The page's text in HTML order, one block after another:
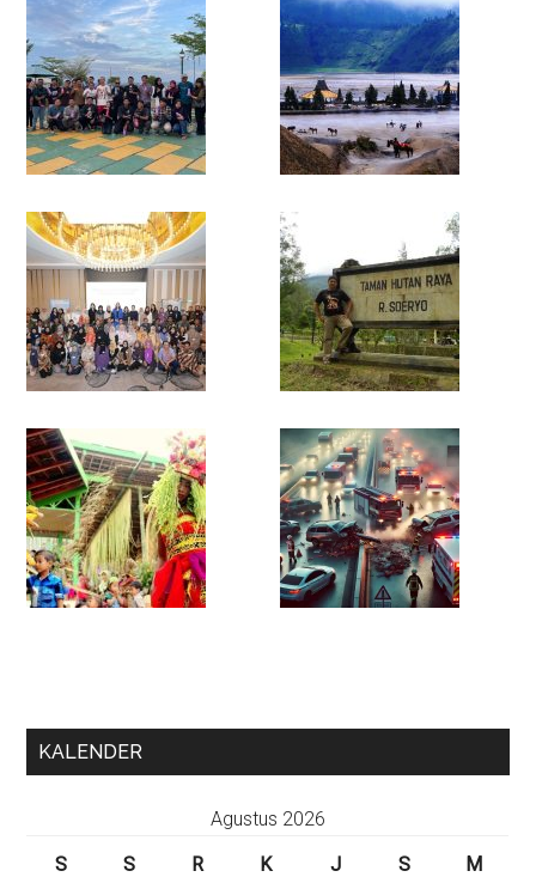
KALENDER
Agustus 2026
S
S R K J S M